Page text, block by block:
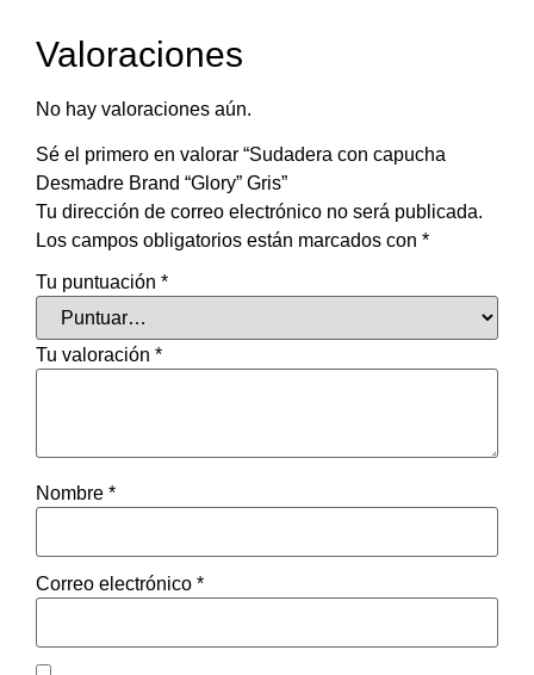
Valoraciones
No hay valoraciones aún.
Sé el primero en valorar “Sudadera con capucha
Desmadre Brand “Glory” Gris”
Tu dirección de correo electrónico no será publicada.
Los campos obligatorios están marcados con *
Tu puntuación *
Tu valoración *
Nombre *
Correo electrónico *